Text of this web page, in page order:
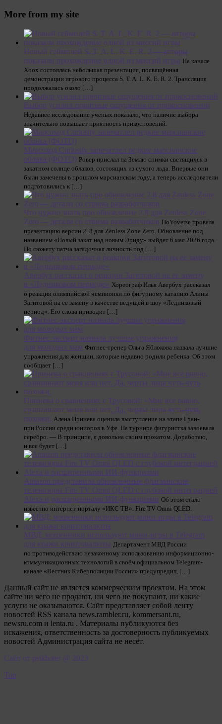
More from my site
Новый геймплей S. T. A. L. K. E. R. 2 — авторы
показали прохождение одной из миссий игры На канале
Xbox состоялась небольшая презентация, посвящённая
демонстрации игрового процесса S. T. A. L. K. E. R. 2. Трансляция
продолжалась около […]
Выбор усилил приятные ощущения от прикосновений
Недавнее исследование ученых показало, что наличие выбора
значительно повышает приятность прикосновений.
Марсоход Curiosity запечатлел редкие марсианские
облака (ФОТО) Ровер прислал на Землю снимки светящихся в
закатном солнце облаков, состоящих из сухого льда. Впервые они
были замечены в прошлом марсианском году, а теперь исследователи
подготовились к […]
Что нужно знать про обновление 2.8 для Zenless Zone
Zero — детали со стрима разработчиков HoYoverse провела
презентацию версии 2. 8 для Zenless Zone Zero. Обновление под
названием «Новый закат над новым Эриду» выйдет 6 мая 2026 года.
По сюжету патча загадочная личность под […]
Авербух рассказал о реакции Загитовой на ее замену
в «Ледниковом периоде» Хореограф Илья Авербух рассказал
о реакции олимпийской чемпионки по фигурному катанию Алины
Загитовой на ее замену в качестве ведущей в шоу «Ледниковый
период». Его слова приводит […]
Фитнес-эксперт назвала лучшие упражнения
для молодых мам Фитнес-тренер Ольга Яблокова назвала лучшие
упражнения для женщин, которые недавно родили ребенка. Об этом
сообщает […]
Принева о сравнениях с Трусовой: «Мне все равно,
сравнивают меня или нет. Да, черты лица чуть-чуть
похожи. Алена Принева оценила выступление на этапе Гран-
при России среди юниоров в Уфе. На турнире фигуристка завоевала
серебро. — В принципе, я довольна своим прокатом. Доработаю,
и все будет […]
Amazon представила обновленные флагманские
телевизоры Fire TV Omni QLED с глубокой интеграцией
Alexa и расширенными ИИ-функциями Об этом стало
известно интернет-порталу «ИКС ТВ». Fire TV Omni QLED.
МВД: мошенники используют мини-игры в Telegram
для кражи криптовалюты Департамент МВД России
по противодействию незаконному использованию информационно-
коммуникационных технологий в своём официальном Telegram-
канале «Вестник Киберполиции России» предупредил, […]
Данный сайт не является коммерческим проектом. На этом
сайте ни чего не продают, ни чего не покупают, ни какие
услуги не оказываются. Сайт представляет собой ленту
новостей RSS канала news.rambler.ru, kommersant.ru,
newsru.com и lenta.ru . Материалы публикуются без
искажения, ответственность за достоверность публикуемых
новостей Администрация сайта не несёт.
Сайт от psikhoter @ 2023
Top